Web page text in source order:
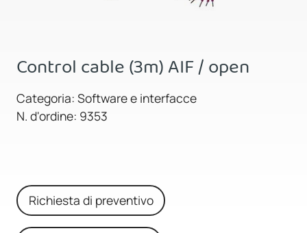
Control cable (3m) AIF / open
Categoria: Software e interfacce
N. d'ordine: 9353
Richiesta di preventivo